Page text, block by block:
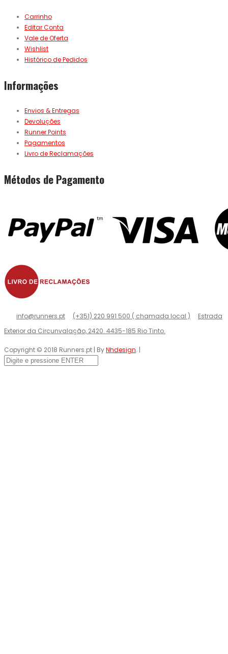
Carrinho
Editar Conta
Vale de Oferta
Wishlist
Histórico de Pedidos
Informações
Envios & Entregas
Devoluções
Runner Points
Pagamentos
Livro de Reclamações
Métodos de Pagamento
info@runners.pt (+351) 220 991 500 ( chamada local )
Estrada
Exterior da Circunvalação, 2420. 4435-185 Rio Tinto.
Copyright © 2018 Runners.pt | ByNhdesign. |